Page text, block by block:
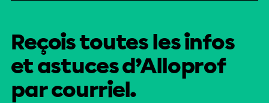
Reçois toutes les infos
et astuces d’Alloprof
par courriel.